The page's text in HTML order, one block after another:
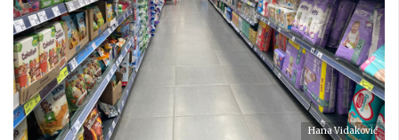
Hana Vidaković